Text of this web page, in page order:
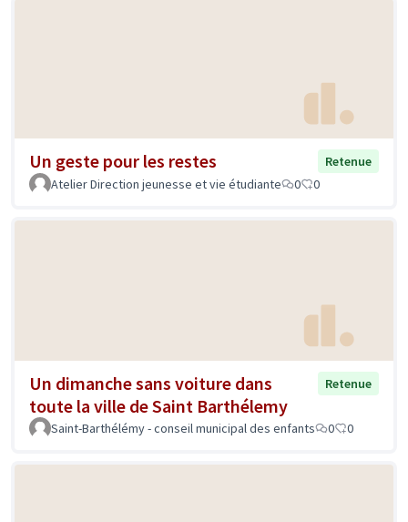
Un geste pour les restes
Retenue
Atelier Direction jeunesse et vie étudiante
0 0
Un dimanche sans voiture dans
toute la ville de Saint Barthélemy
Retenue
Saint-Barthélémy - conseil municipal des enfants 0 0